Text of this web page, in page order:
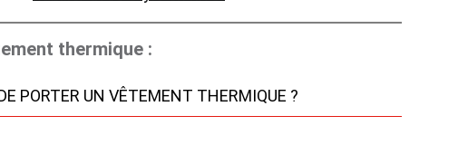
thermique :
PORTER UN VÊTEMENT THERMIQUE ?